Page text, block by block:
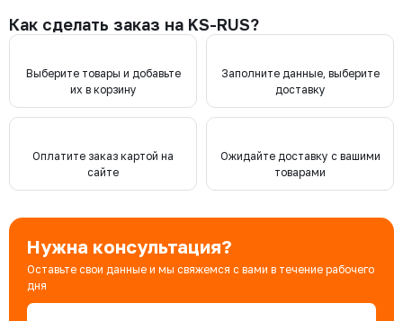
Как сделать заказ на KS-RUS?
Выберите товары и добавьте
их в корзину
Заполните данные, выберите
доставку
Оплатите заказ картой на
сайте
Ожидайте доставку с вашими
товарами
Нужна консультация?
Оставьте свои данные и мы свяжемся с вами в течение рабочего
дня